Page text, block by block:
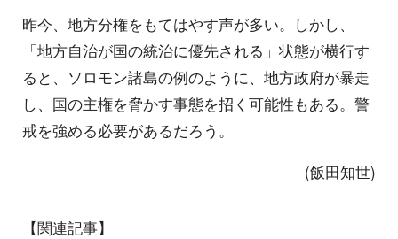
昨今、地方分権をもてはやす声が多い。しかし、
「地方自治が国の統治に優先される」状態が横行す
ると、ソロモン諸島の例のように、地方政府が暴走
し、国の主権を脅かす事態を招く可能性もある。警
戒を強める必要があるだろう。
(飯田知世)
【関連記事】